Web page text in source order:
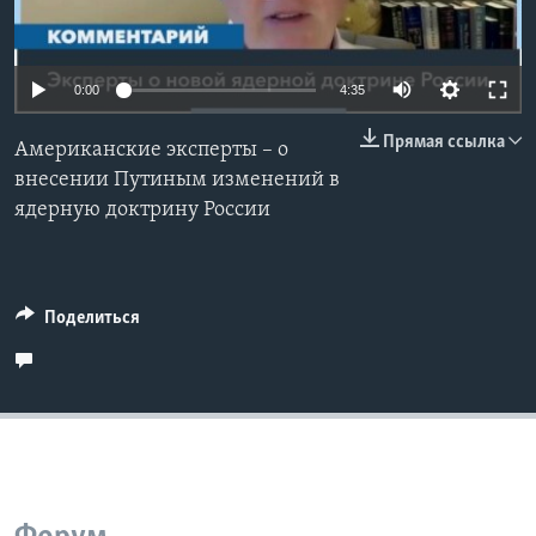
Learning English
Языки
0:00 4:35
Прямая ссылка
Американские эксперты – о
внесении Путиным изменений в
ядерную доктрину России
Поделиться